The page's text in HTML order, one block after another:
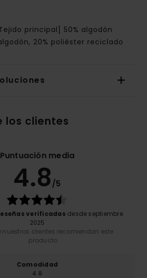
principal] 50% algodón
20% poliéster reciclado
los clientes
Puntuación media
4.8/5
verificadas desde septiembre
2025
nuestros clientes recomiendan este
producto
Comodidad
4.8